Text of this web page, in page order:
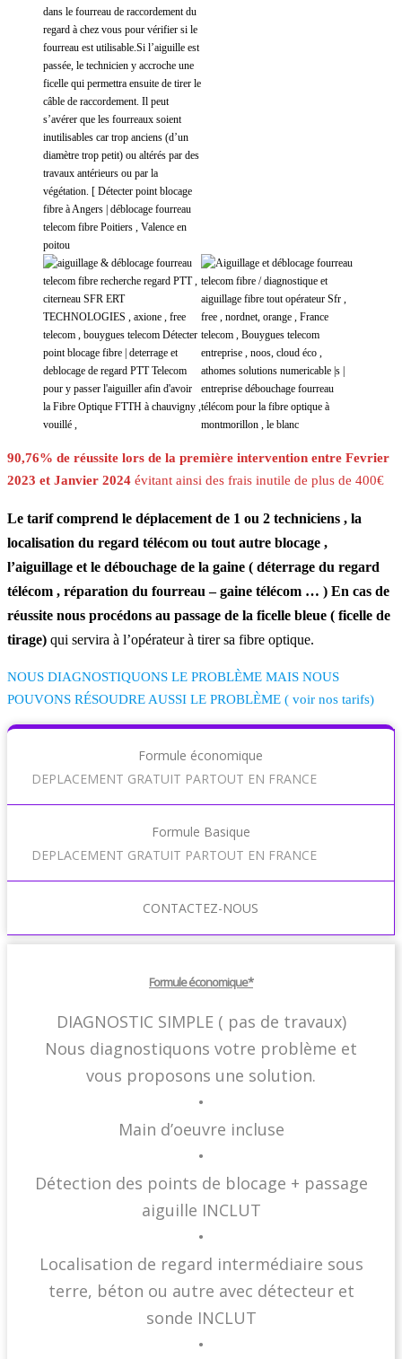
90,76% de réussite lors de la première intervention entre Fevrier
2023 et Janvier 2024 évitant ainsi des frais inutile de plus de 400€
Le tarif comprend le déplacement de 1 ou 2 techniciens , la
localisation du regard télécom ou tout autre blocage ,
l’aiguillage et le débouchage de la gaine ( déterrage du regard
télécom , réparation du fourreau – gaine télécom … ) En cas de
réussite nous procédons au passage de la ficelle bleue ( ficelle de
tirage) qui servira à l’opérateur à tirer sa fibre optique.
NOUS DIAGNOSTIQUONS LE PROBLÈME MAIS NOUS
POUVONS RÉSOUDRE AUSSI LE PROBLÈME ( voir nos tarifs)
Formule économique
DEPLACEMENT GRATUIT PARTOUT EN FRANCE
Formule Basique
DEPLACEMENT GRATUIT PARTOUT EN FRANCE
CONTACTEZ-NOUS
Formule économique*
DIAGNOSTIC SIMPLE ( pas de travaux)
Nous diagnostiquons votre problème et
vous proposons une solution.
•
Main d’oeuvre incluse
•
Détection des points de blocage + passage
aiguille INCLUT
•
Localisation de regard intermédiaire sous
terre, béton ou autre avec détecteur et
sonde INCLUT
•